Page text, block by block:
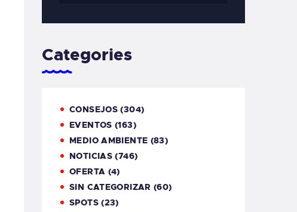
Categories
CONSEJOS (304)
EVENTOS (163)
MEDIO AMBIENTE (83)
NOTICIAS (746)
OFERTA (4)
SIN CATEGORIZAR (60)
SPOTS(23)